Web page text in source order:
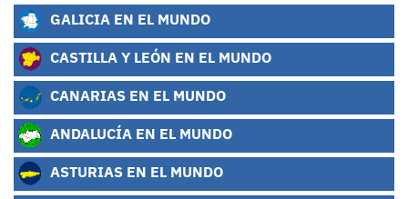
GALICIA EN EL MUNDO
CASTILLA Y LEÓN EN EL MUNDO
CANARIAS EN EL MUNDO
ANDALUCÍA EN EL MUNDO
ASTURIAS EN EL MUNDO